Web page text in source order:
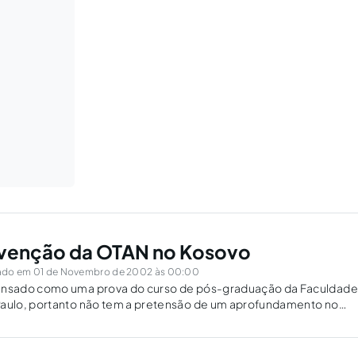
da OTAN no Kosovo
em 01 de Novembro de 2002 às 00:00
como uma prova do curso de pós-graduação da Faculdade
portanto não tem a pretensão de um aprofundamento no